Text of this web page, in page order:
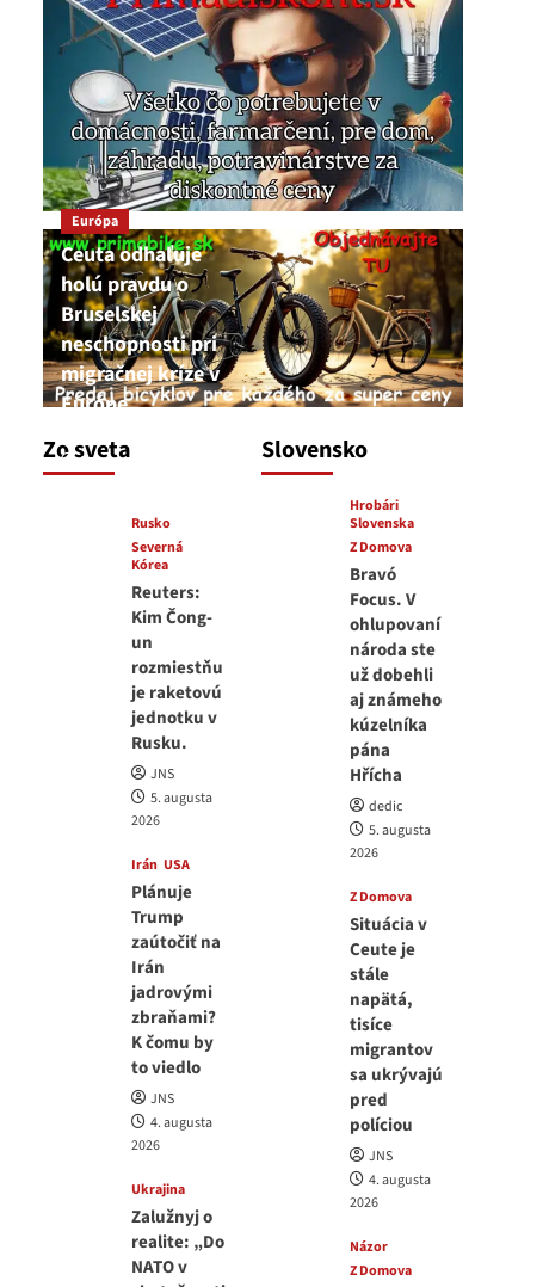
Zo sveta
Európa
Ceuta odhaľuje
holú pravdu o
Bruselskej
neschopnosti pri
migračnej kríze v
Európe
5. augusta 2026
Rusko
Severná
Kórea
Reuters:
Kim Čong-
un
rozmiestňu
je raketovú
jednotku v
Rusku.
JNS
5. augusta
2026
Irán USA
Plánuje
Trump
zaútočiť na
Irán
jadrovými
zbraňami?
K čomu by
to viedlo
JNS
4. augusta
2026
Ukrajina
Zalužnyj o
realite: „Do
NATO v
Slovensko
Hrobári
Slovenska
Z Domova
Bravó
Focus. V
ohlupovaní
národa ste
už dobehli
aj známeho
kúzelníka
pána
Hřícha
dedic
5. augusta
2026
Z Domova
Situácia v
Ceute je
stále
napätá,
tisíce
migrantov
sa ukrývajú
pred
políciou
JNS
4. augusta
2026
Názor
Z Domova